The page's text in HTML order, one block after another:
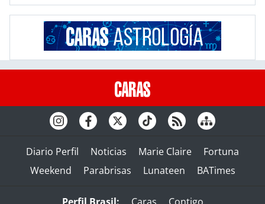
Diario Perfil Noticias Marie Claire
Fortuna
Weekend
Parabrisas Lunateen BATimes